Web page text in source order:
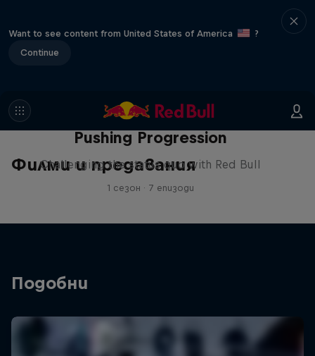
Want to see content from United States of America
?
Continue
Филми и предавания
Pushing Progression
Challenging the status quo with Red Bull
1 сезон · 7 епизоди
Подобни